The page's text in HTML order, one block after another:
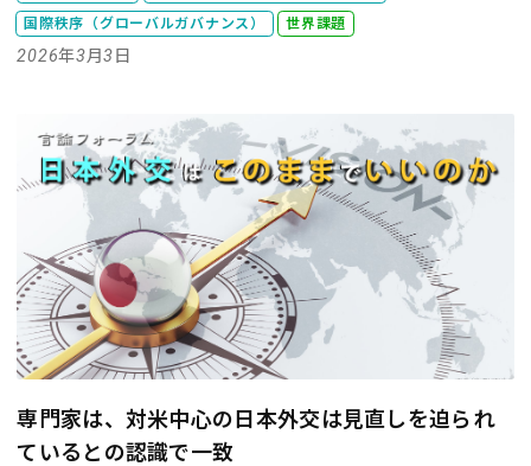
国際秩序（グローバルガバナンス） 世界課題
2026年3月3日
専門家は、対米中心の日本外交は見直しを迫られ
ているとの認識で一致